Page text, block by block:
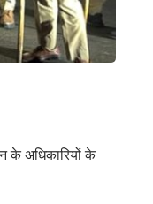
के अधिकारियों के